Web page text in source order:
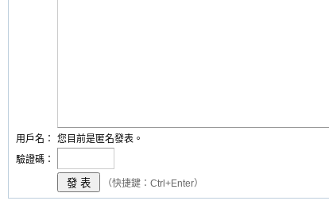
用戶名：
您目前是匿名發表。
驗證碼：
（快捷鍵：Ctrl+Enter）